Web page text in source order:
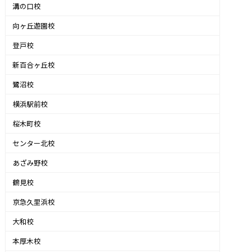
溝の口校
向ヶ丘遊園校
登戸校
新百合ヶ丘校
鷺沼校
横浜駅前校
桜木町校
センター北校
あざみ野校
鶴見校
京急久里浜校
大和校
本厚木校